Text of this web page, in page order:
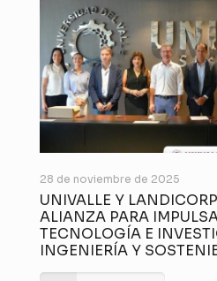
28 de noviembre de 2025
UNIVALLE Y
ALIANZA PARA
TECNOLOGÍA E
INGENIERÍA Y